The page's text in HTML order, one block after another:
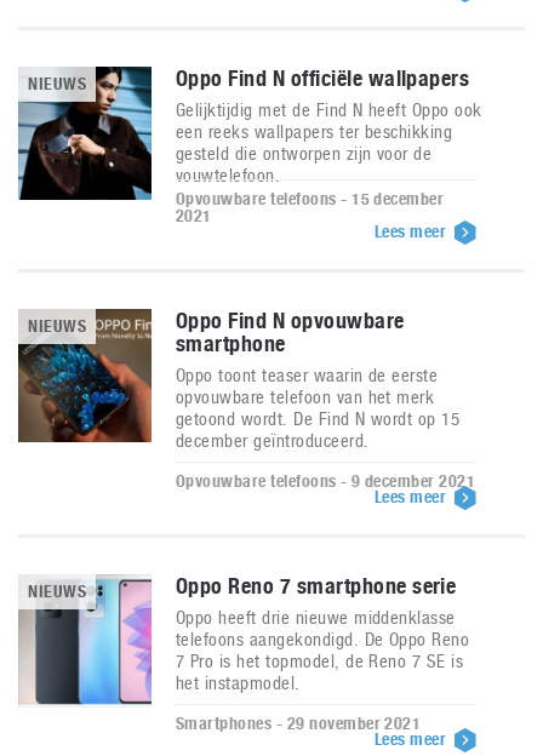
NIEUWS Oppo Find N officiële wallpapers
Gelijktijdig met de Find N heeft Oppo ook
een reeks wallpapers ter beschikking
gesteld die ontworpen zijn voor de
vouwtelefoon.
Opvouwbare telefoons - 15 december
2021
Lees meer
NIEUWS
Oppo Find N opvouwbare
smartphone
Oppo toont teaser waarin de eerste
opvouwbare telefoon van het merk
getoond wordt. De Find N wordt op 15
december geïntroduceerd.
Opvouwbare telefoons - 9 december 2021
Lees meer
NIEUWS Oppo Reno 7 smartphone serie
Oppo heeft drie nieuwe middenklasse
telefoons aangekondigd. De Oppo Reno
7 Pro is het topmodel, de Reno 7 SE is
het instapmodel.
Smartphones - 29 november 2021
Lees meer